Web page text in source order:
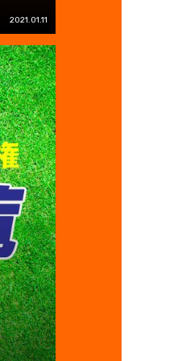
2021.01.11